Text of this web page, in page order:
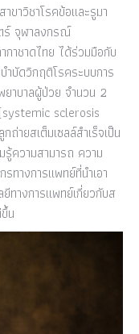
ขาวิชาโรคข้อและรูมา
ร์ จุฬาลงกรณ์
าชาดไทย ได้ร่วมมือกับ
ำบัดวิกฤติโรคระบบการ
ยาบาลผู้ป่วย จำนวน 2
sclerosis
ยสเต็มเซลล์สำเร็จเป็น
ความสามารถ ความ
ทางการแพทย์ที่นำเอา
ทางการแพทย์เกี่ยวกับส
น